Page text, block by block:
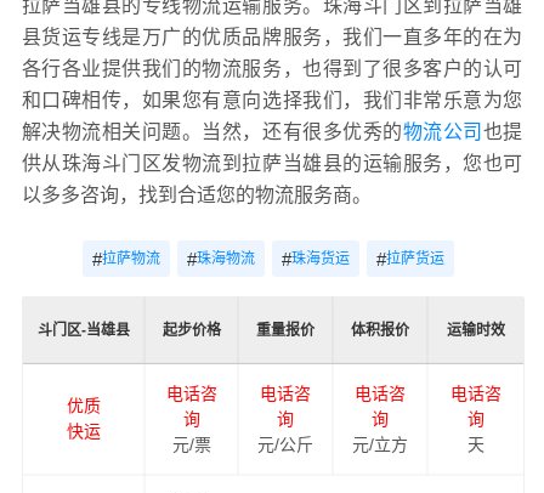
拉萨当雄县的专线物流运输服务。珠海斗门区到拉萨当雄
县货运专线是万广的优质品牌服务，我们一直多年的在为
各行各业提供我们的物流服务，也得到了很多客户的认可
和口碑相传，如果您有意向选择我们，我们非常乐意为您
解决物流相关问题。当然，还有很多优秀的物流公司 也提
供从珠海斗门区发物流到拉萨当雄县的运输服务，您也可
以多多咨询，找到合适您的物流服务商。
#拉萨物流 #珠海物流 #珠海货运 #拉萨货运
斗门区-当雄县 起步价格 重量报价 体积报价 运输时效
优质
快运
电话咨
询
元/票
电话咨
询
元/公斤
电话咨
询
元/立方
电话咨
询
天